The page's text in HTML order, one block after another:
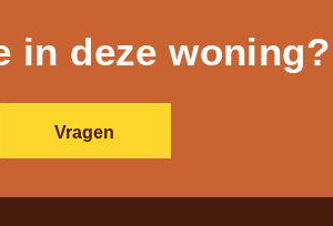
in deze woning?
Vragen